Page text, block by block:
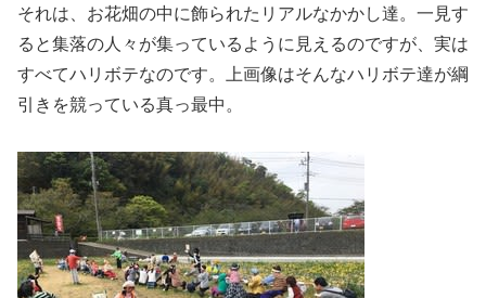
それは、お花畑の中に飾られたリアルなかかし達。一見す
ると集落の人々が集っているように見えるのですが、実は
すべてハリボテなのです。上画像はそんなハリボテ達が綱
引きを競っている真っ最中。